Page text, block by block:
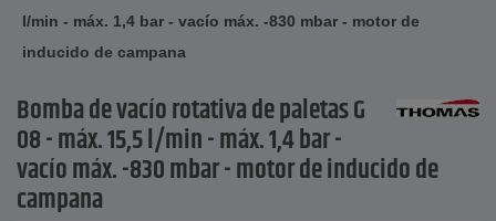
l/min - máx. 1,4 bar - vacío máx. -830 mbar - motor de
inducido de campana
Bomba de vacío rotativa de paletas G
08 - máx. 15,5 l/min - máx. 1,4 bar -
vacío máx. -830 mbar - motor de inducido de
campana